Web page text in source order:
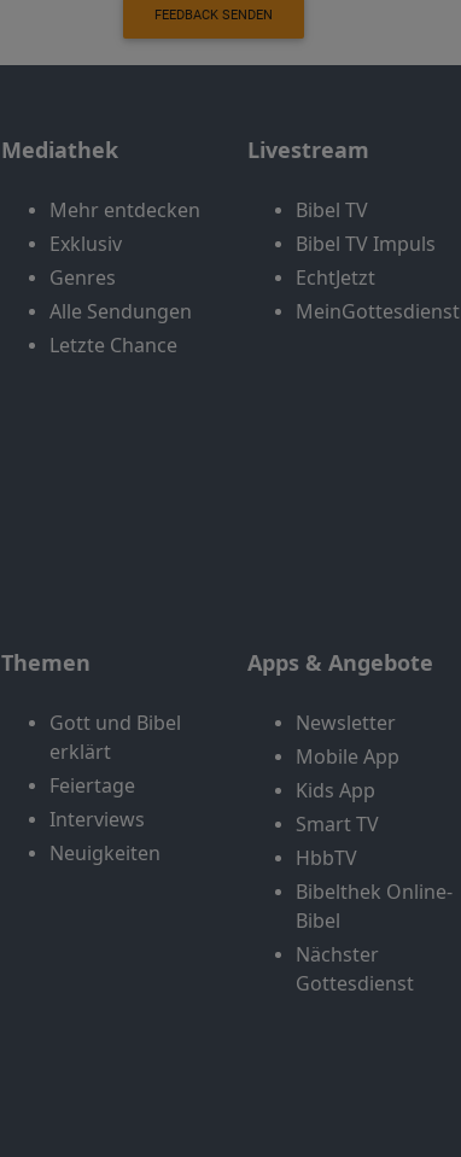
FEEDBACK SENDEN
Mediathek
Mehr entdecken
Exklusiv
Genres
Alle Sendungen
Letzte Chance
Livestream
Bibel TV
Bibel TV Impuls
EchtJetzt
MeinGottesdienst
Themen
Gott und Bibel
erklärt
Feiertage
Interviews
Neuigkeiten
Apps & Angebote
Newsletter
Mobile App
Kids App
Smart TV
HbbTV
Bibelthek Online-
Bibel
Nächster
Gottesdienst